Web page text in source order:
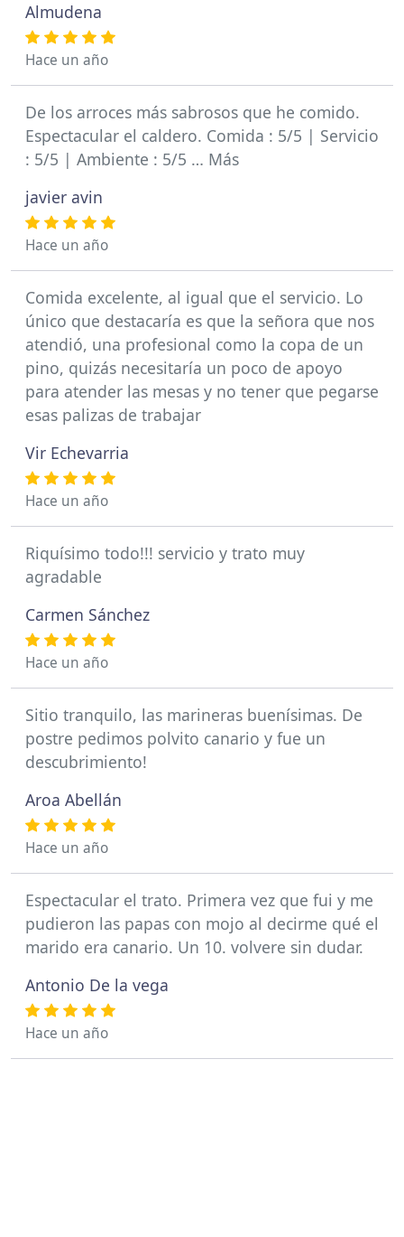
Almudena
Hace un año
De los arroces más sabrosos que he comido.
Espectacular el caldero. Comida : 5/5 | Servicio
: 5/5 | Ambiente : 5/5 … Más
javier avin
Hace un año
Comida excelente, al igual que el servicio. Lo
único que destacaría es que la señora que nos
atendió, una profesional como la copa de un
pino, quizás necesitaría un poco de apoyo
para atender las mesas y no tener que pegarse
esas palizas de trabajar
Vir Echevarria
Hace un año
Riquísimo todo!!! servicio y trato muy
agradable
Carmen Sánchez
Hace un año
Sitio tranquilo, las marineras buenísimas. De
postre pedimos polvito canario y fue un
descubrimiento!
Aroa Abellán
Hace un año
Espectacular el trato. Primera vez que fui y me
pudieron las papas con mojo al decirme qué el
marido era canario. Un 10. volvere sin dudar.
Antonio De la vega
Hace un año